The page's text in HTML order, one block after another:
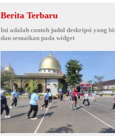
Berita Terbaru
Ini adalah contoh judul deskripsi yang
dan sesuaikan pada widget